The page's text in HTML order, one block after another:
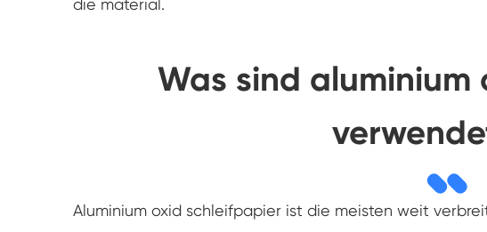
die material.
Was sind
Aluminium oxid schleifpapier ist die meisten weit